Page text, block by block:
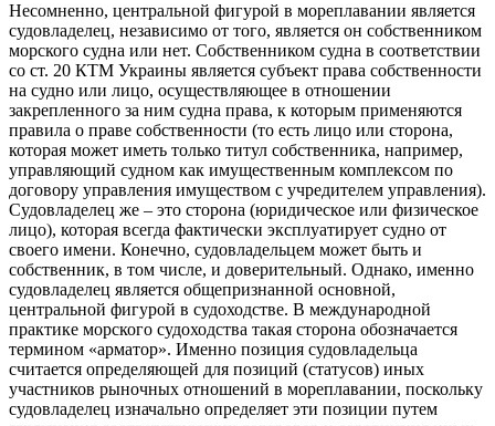
Несомненно, центральной фигурой в мореплавании является
судовладелец, независимо от того, является он собственником
морского судна или нет. Cобственником судна в соответствии
со ст. 20 КТМ Украины является субъект права собственности
на судно или лицо, осуществляющее в отношении
закрепленного за ним судна права, к которым применяются
правила о праве собственности (то есть лицо или сторона,
которая может иметь только титул собственника, например,
управляющий судном как имущественным комплексом по
договору управления имуществом с учредителем управления).
Судовладелец же – это сторона (юридическое или физическое
лицо), которая всегда фактически эксплуатирует судно от
своего имени. Конечно, судовладельцем может быть и
собственник, в том числе, и доверительный. Однако, именно
судовладелец является общепризнанной основной,
центральной фигурой в судоходстве. В международной
практике морского судоходства такая сторона обозначается
термином «арматор». Именно позиция судовладельца
считается определяющей для позиций (статусов) иных
участников рыночных отношений в мореплавании, поскольку
судовладелец изначально определяет эти позиции путем